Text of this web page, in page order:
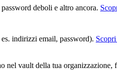
deboli e altro ancora.
indirizzi email, password).
nel vault della tua